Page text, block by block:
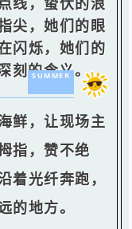
尖，她们的眼
闪烁，她们的
刻的含义。
SUMMER
鲜，让现场主
指，赞不绝
着光纤奔跑，
的地方。